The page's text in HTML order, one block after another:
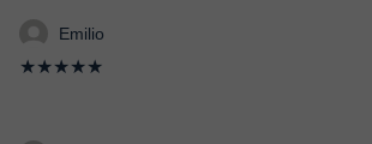
Emilio
★★★★★